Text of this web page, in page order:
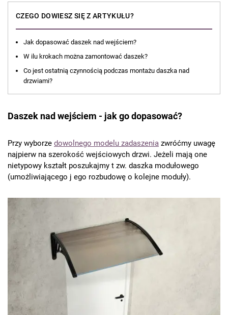
CZEGO DOWIESZ SIĘ Z ARTYKUŁU?
Jak dopasować daszek nad wejściem?
W ilu krokach można zamontować daszek?
Co jest ostatnią czynnością podczas montażu daszka nad
drzwiami?
Daszek nad wejściem - jak go dopasować?
Przy wyborze dowolnego modelu zadaszenia zwróćmy uwagę
najpierw na szerokość wejściowych drzwi. Jeżeli mają one
nietypowy kształt poszukajmy t zw. daszka modułowego
(umożliwiającego j ego rozbudowę o kolejne moduły).